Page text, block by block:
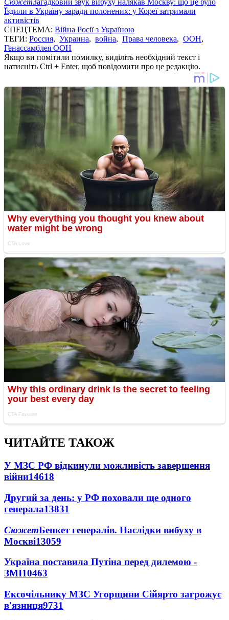
Їздили в Україну заради полонених: у Кореї затримали
активістів
СПЕЦТЕМА: Війна Росії з Україною
ТЕГИ: Россия, Украина, война, Права человека, ООН,
Генассамблея ООН
Якщо ви помітили помилку, виділіть необхідний текст і
натисніть Ctrl + Enter, щоб повідомити про це редакцію.
ЧИТАЙТЕ ТАКОЖ
У МЗС РФ відкинули можливість завершення
війни14618
Другий за день: у РФ поховали ще одного
генерала13831
СюжетБенкет генералів. Наслідки вибуху в
Москві13059
Україна поставила Путіна перед дилемою -
ЗМІ10463
Ексочільнику МЗС Угорщини Сійярто загрожує
в'язниця9731